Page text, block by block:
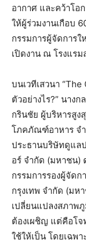
อากาศ และคว้าโอ
ให้ผู้ร่วมงานเกือบ
กรรมการผู้จัดการ
เปิดงาน ณ โรงแร
บนเวทีเสวนา
ตัวอย่างไร?” นาง
กรินชัย ผู้บริหารสูง
โภคภัณฑ์อาหาร จ
ประธานบริษัทดูแล
อร์ จำกัด (มหาชน)
กรรมการรองผู้จัด
กรุงเทพ จำกัด (มห
เปลี่ยนแปลงสภาพ
ต้องเผชิญ แต่คือโจ
ใช้ให้เป็น โดยเฉพ